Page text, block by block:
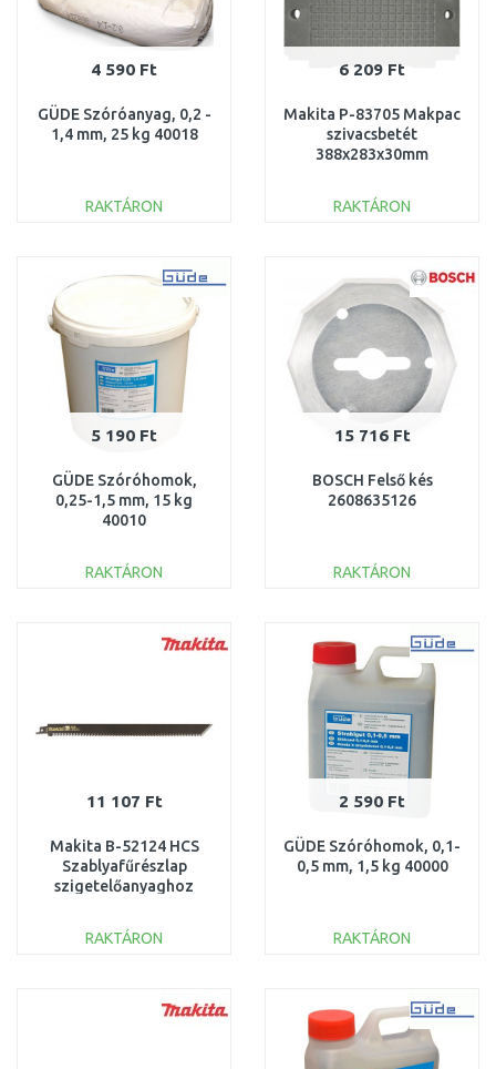
4 590 Ft
GÜDE Szóróanyag, 0,2 -
1,4 mm, 25 kg 40018
RAKTÁRON
Összehasonlítás
6 209 Ft
Makita P-83705 Makpac
szivacsbetét
388x283x30mm
RAKTÁRON
Összehasonlítás
5 190 Ft
GÜDE Szóróhomok,
0,25-1,5 mm, 15 kg
40010
RAKTÁRON
Összehasonlítás
15 716 Ft
BOSCH Felső kés
2608635126
RAKTÁRON
Összehasonlítás
11 107 Ft
Makita B-52124 HCS
Szablyafűrészlap
szigetelőanyaghoz
RAKTÁRON
Összehasonlítás
2 590 Ft
GÜDE Szóróhomok, 0,1-
0,5 mm, 1,5 kg 40000
RAKTÁRON
Összehasonlítás